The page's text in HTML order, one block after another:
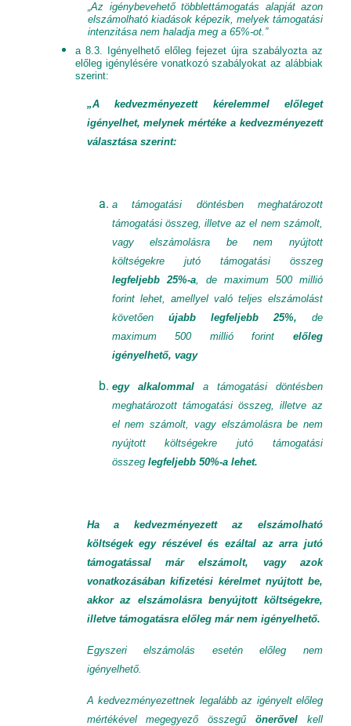
„Az igénybevehető többlettámogatás alapját azon
elszámolható kiadások képezik, melyek támogatási
intenzitása nem haladja meg a 65%-ot.”
a 8.3. Igényelhető előleg fejezet újra szabályozta az
előleg igénylésére vonatkozó szabályokat az alábbiak
szerint:
„A kedvezményezett kérelemmel előleget
igényelhet, melynek mértéke a kedvezményezett
választása szerint:
a támogatási döntésben meghatározott
támogatási összeg, illetve az el nem számolt,
vagy elszámolásra be nem nyújtott
költségekre jutó támogatási összeg
legfeljebb 25%-a, de maximum 500 millió
forint lehet, amellyel való teljes elszámolást
követően újabb legfeljebb 25%,de
maximum 500 millió forint előleg
igényelhető, vagy
egy alkalommala támogatási döntésben
meghatározott támogatási összeg, illetve az
el nem számolt, vagy elszámolásra be nem
nyújtott költségekre jutó támogatási
összeg legfeljebb 50%-a lehet.
Ha a kedvezményezett az elszámolható
költségek egy részével és ezáltal az arra jutó
támogatással már elszámolt, vagy azok
vonatkozásában kifizetési kérelmet nyújtott be,
akkor az elszámolásra benyújtott költségekre,
illetve támogatásra előleg már nem igényelhető.
Egyszeri elszámolás esetén előleg nem
igényelhető.
A kedvezményezettnek legalább az igényelt előleg
mértékével megegyező összegűönerővelkell